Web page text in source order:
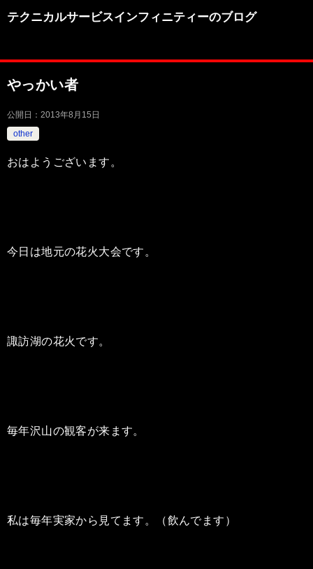
テクニカルサービスインフィニティーのブログ
やっかい者
公開日： 2013年8月15日
other
おはようございます。
今日は地元の花火大会です。
諏訪湖の花火です。
毎年沢山の観客が来ます。
私は毎年実家から見てます。（飲んでます）